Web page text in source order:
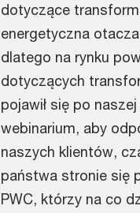
dotyczące
energetyczna
dlatego na rynku
dotyczących
pojawił się po
webinarium, aby
naszych klientów,
państwa stronie się
PWC, którzy na co